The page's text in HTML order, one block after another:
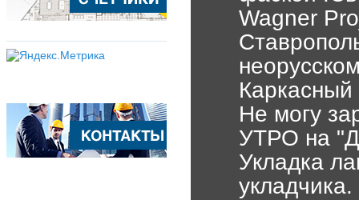
Wagner
Не могу
УТРО на
Укладка